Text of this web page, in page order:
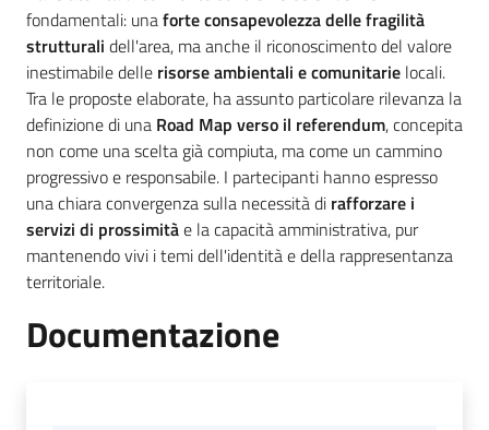
fondamentali: unaforte consapevolezza delle fragilità
strutturali dell'area, ma anche il riconoscimento del valore
inestimabile delle risorse ambientali e comunitarie locali.
Tra le proposte elaborate, ha assunto particolare rilevanza la
definizione di una Road Map verso il referendum, concepita
non come una scelta già compiuta, ma come un cammino
progressivo e responsabile. I partecipanti hanno espresso
una chiara convergenza sulla necessità di rafforzare i
servizi di prossimitàe la capacità amministrativa, pur
mantenendo vivi i temi dell'identità e della rappresentanza
territoriale.
Documentazione